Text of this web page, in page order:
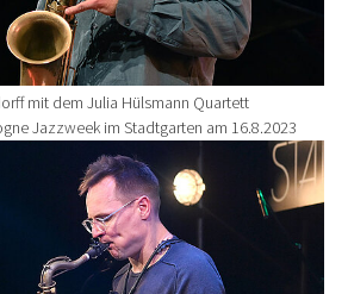
mit dem Julia Hülsmann Quartett
Jazzweek im Stadtgarten am 16.8.2023